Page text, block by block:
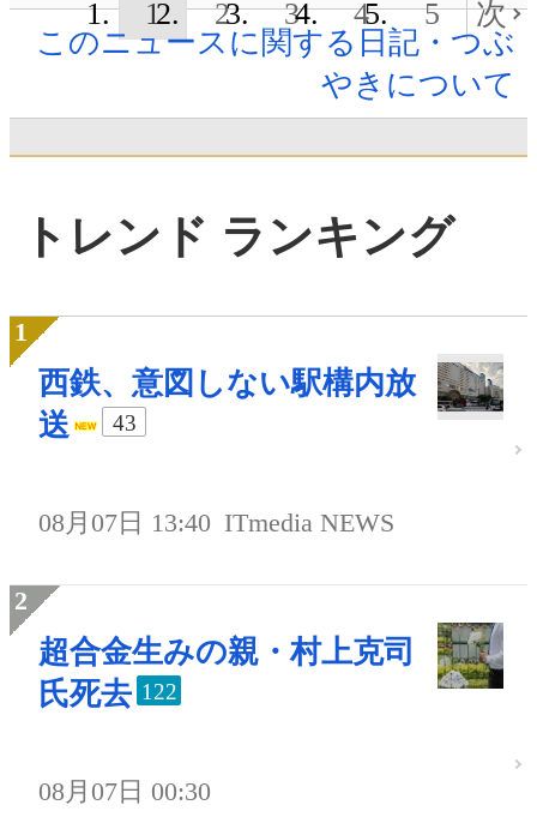
1 2 3 4 5
次
このニュースに関する日記・つぶ
やきについて
トレンド ランキング
西鉄、意図しない駅構内放
送
43
08月07日 13:40 ITmedia NEWS
超合金生みの親・村上克司
氏死去 122
08月07日 00:30